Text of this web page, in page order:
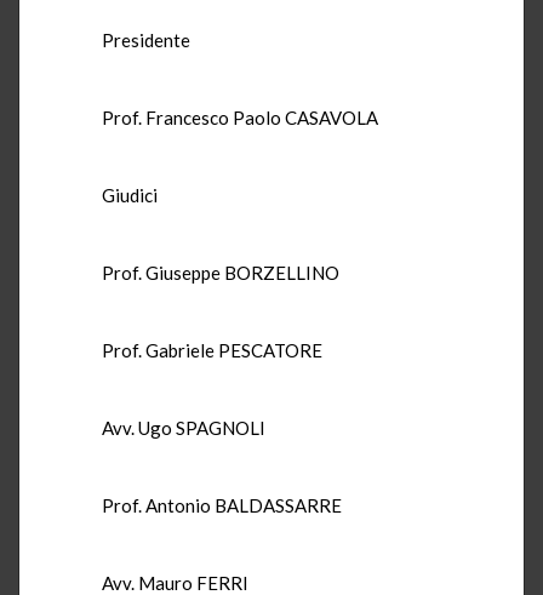
Presidente
Prof. Francesco Paolo CASAVOLA
Giudici
Prof. Giuseppe BORZELLINO
Prof. Gabriele PESCATORE
Avv. Ugo SPAGNOLI
Prof. Antonio BALDASSARRE
Avv. Mauro FERRI